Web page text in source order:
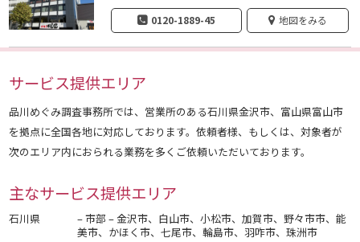
0120-1889-45 地図をみる
サービス提供エリア
品川めぐみ調査事務所では、営業所のある石川県金沢市、富山県富山市
を拠点に全国各地に対応しております。依頼者様、もしくは、対象者が
次のエリア内におられる業務を多くご依頼いただいております。
主なサービス提供エリア
石川県
– 市部 – 金沢市、白山市、小松市、加賀市、野々市市、能
美市、かほく市、七尾市、輪島市、羽咋市、珠洲市